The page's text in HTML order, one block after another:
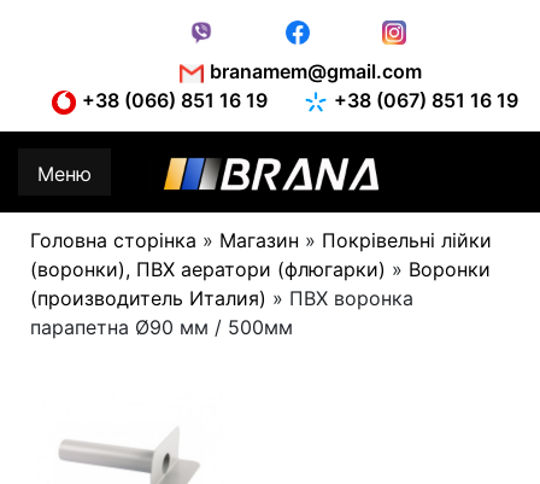
+38 (066) 851 16 19
+38 (067) 851 16 19
branamem@gmail.com
Меню
Головна сторінка » Магазин » Покрівельні лійки
(воронки), ПВХ аератори (флюгарки) » Воронки
(производитель Италия) » ПВХ воронка
парапетна Ø90 мм / 500мм